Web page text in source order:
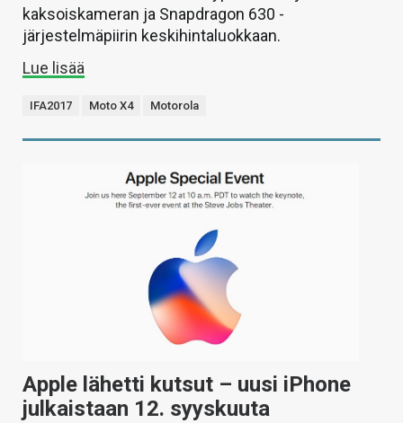
kaksoiskameran ja Snapdragon 630 -
järjestelmäpiirin keskihintaluokkaan.
Lue lisää
IFA2017 Moto X4 Motorola
Apple lähetti kutsut – uusi iPhone
julkaistaan 12. syyskuuta